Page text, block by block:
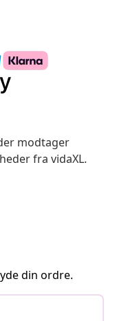
modtager
fra vidaXL.
din ordre.